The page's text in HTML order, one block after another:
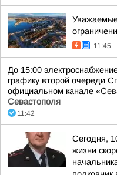
11:45
До 15:00
графику второй очереди
официальном канале «
Севастополя
11:42
Сегодня,
жизни